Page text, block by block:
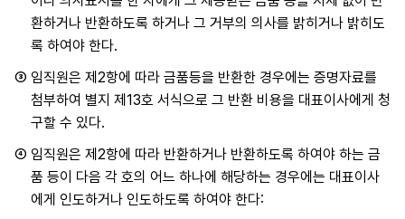
환하거나 반환하도록 하거나 그 거부의 의사를 밝히거나 밝히도
록 하여야 한다.
③ 임직원은 제2항에 따라 금품등을 반환한 경우에는 증명자료를
첨부하여 별지 제13호 서식으로 그 반환 비용을 대표이사에게 청
구할 수 있다.
④ 임직원은 제2항에 따라 반환하거나 반환하도록 하여야 하는 금
품 등이 다음 각 호의 어느 하나에 해당하는 경우에는 대표이사
에게 인도하거나 인도하도록 하여야 한다: